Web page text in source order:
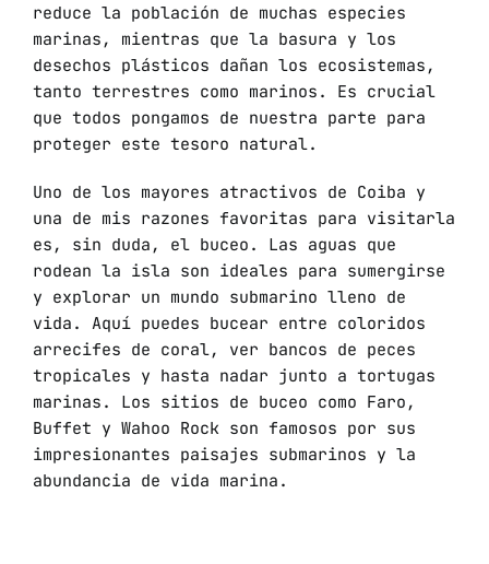
reduce la población de muchas especies
marinas, mientras que la basura y los
desechos plásticos dañan los ecosistemas,
tanto terrestres como marinos. Es crucial
que todos pongamos de nuestra parte para
proteger este tesoro natural.
Uno de los mayores atractivos de Coiba y
una de mis razones favoritas para visitarla
es, sin duda, el buceo. Las aguas que
rodean la isla son ideales para sumergirse
y explorar un mundo submarino lleno de
vida. Aquí puedes bucear entre coloridos
arrecifes de coral, ver bancos de peces
tropicales y hasta nadar junto a tortugas
marinas. Los sitios de buceo como Faro,
Buffet y Wahoo Rock son famosos por sus
impresionantes paisajes submarinos y la
abundancia de vida marina.